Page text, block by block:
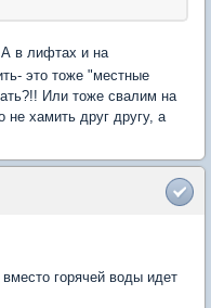
в лифтах и на
это тоже "местные
Или тоже свалим на
не хамить друг другу, а
горячей воды идет